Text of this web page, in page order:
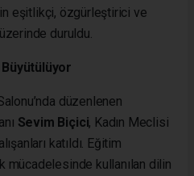
eşitlikçi, özgürleştirici ve
duruldu.
Büyütülüyor
düzenlenen
Sevim Biçici, Kadın Meclisi
katıldı. Eğitim
mücadelesinde kullanılan dilin